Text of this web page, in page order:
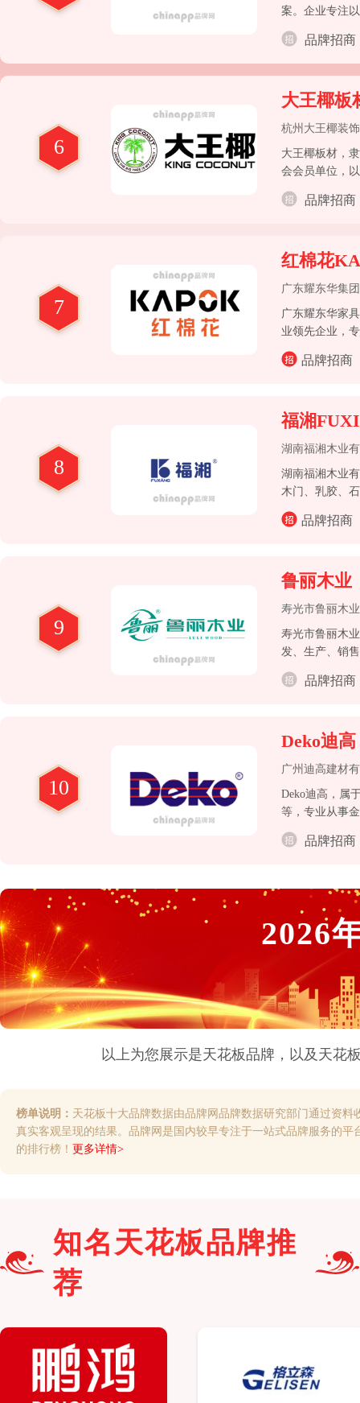
案。企业专注
品牌招商
6
大王椰板
杭州大王椰装
大王椰板材，
会会员单位，
品牌招商
7
红棉花
广东耀东华集
广东耀东华家
业领先企业，
品牌招商
8
福湘
湖南福湘木业
湖南福湘木业
木门、乳胶、
术企业、湖南
品牌招商
9
鲁丽木业
寿光市鲁丽木
寿光市鲁丽木
发、生产、销
展于一体的高
品牌招商
10
Deko迪高
广州迪高建材
Deko迪高，属
等，专业从事
品牌招商
2026
以上为您展示是天花板品牌，以及 天花
榜单说明： 天花板十大品牌数据由品牌网品牌数据研究部门通过资
真实客观呈现的结果。品牌网是国内较早专注于一站式品牌服务的
的排行榜！ 更多详情>
知名 天花板品牌推
荐